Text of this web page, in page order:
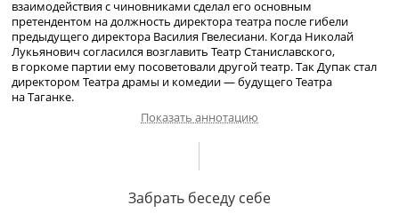
взаимодействия с чиновниками сделал его основным
претендентом на должность директора театра после гибели
предыдущего директора Василия Гвелесиани. Когда Николай
Лукьянович согласился возглавить Театр Станиславского,
в горкоме партии ему посоветовали другой театр. Так Дупак стал
директором Театра драмы и комедии — будущего Театра
на Таганке.
Станиславского. О своей первой жене В. В. Чапаевой; ее споры с Н.
Показать аннотацию
Забрать беседу себе